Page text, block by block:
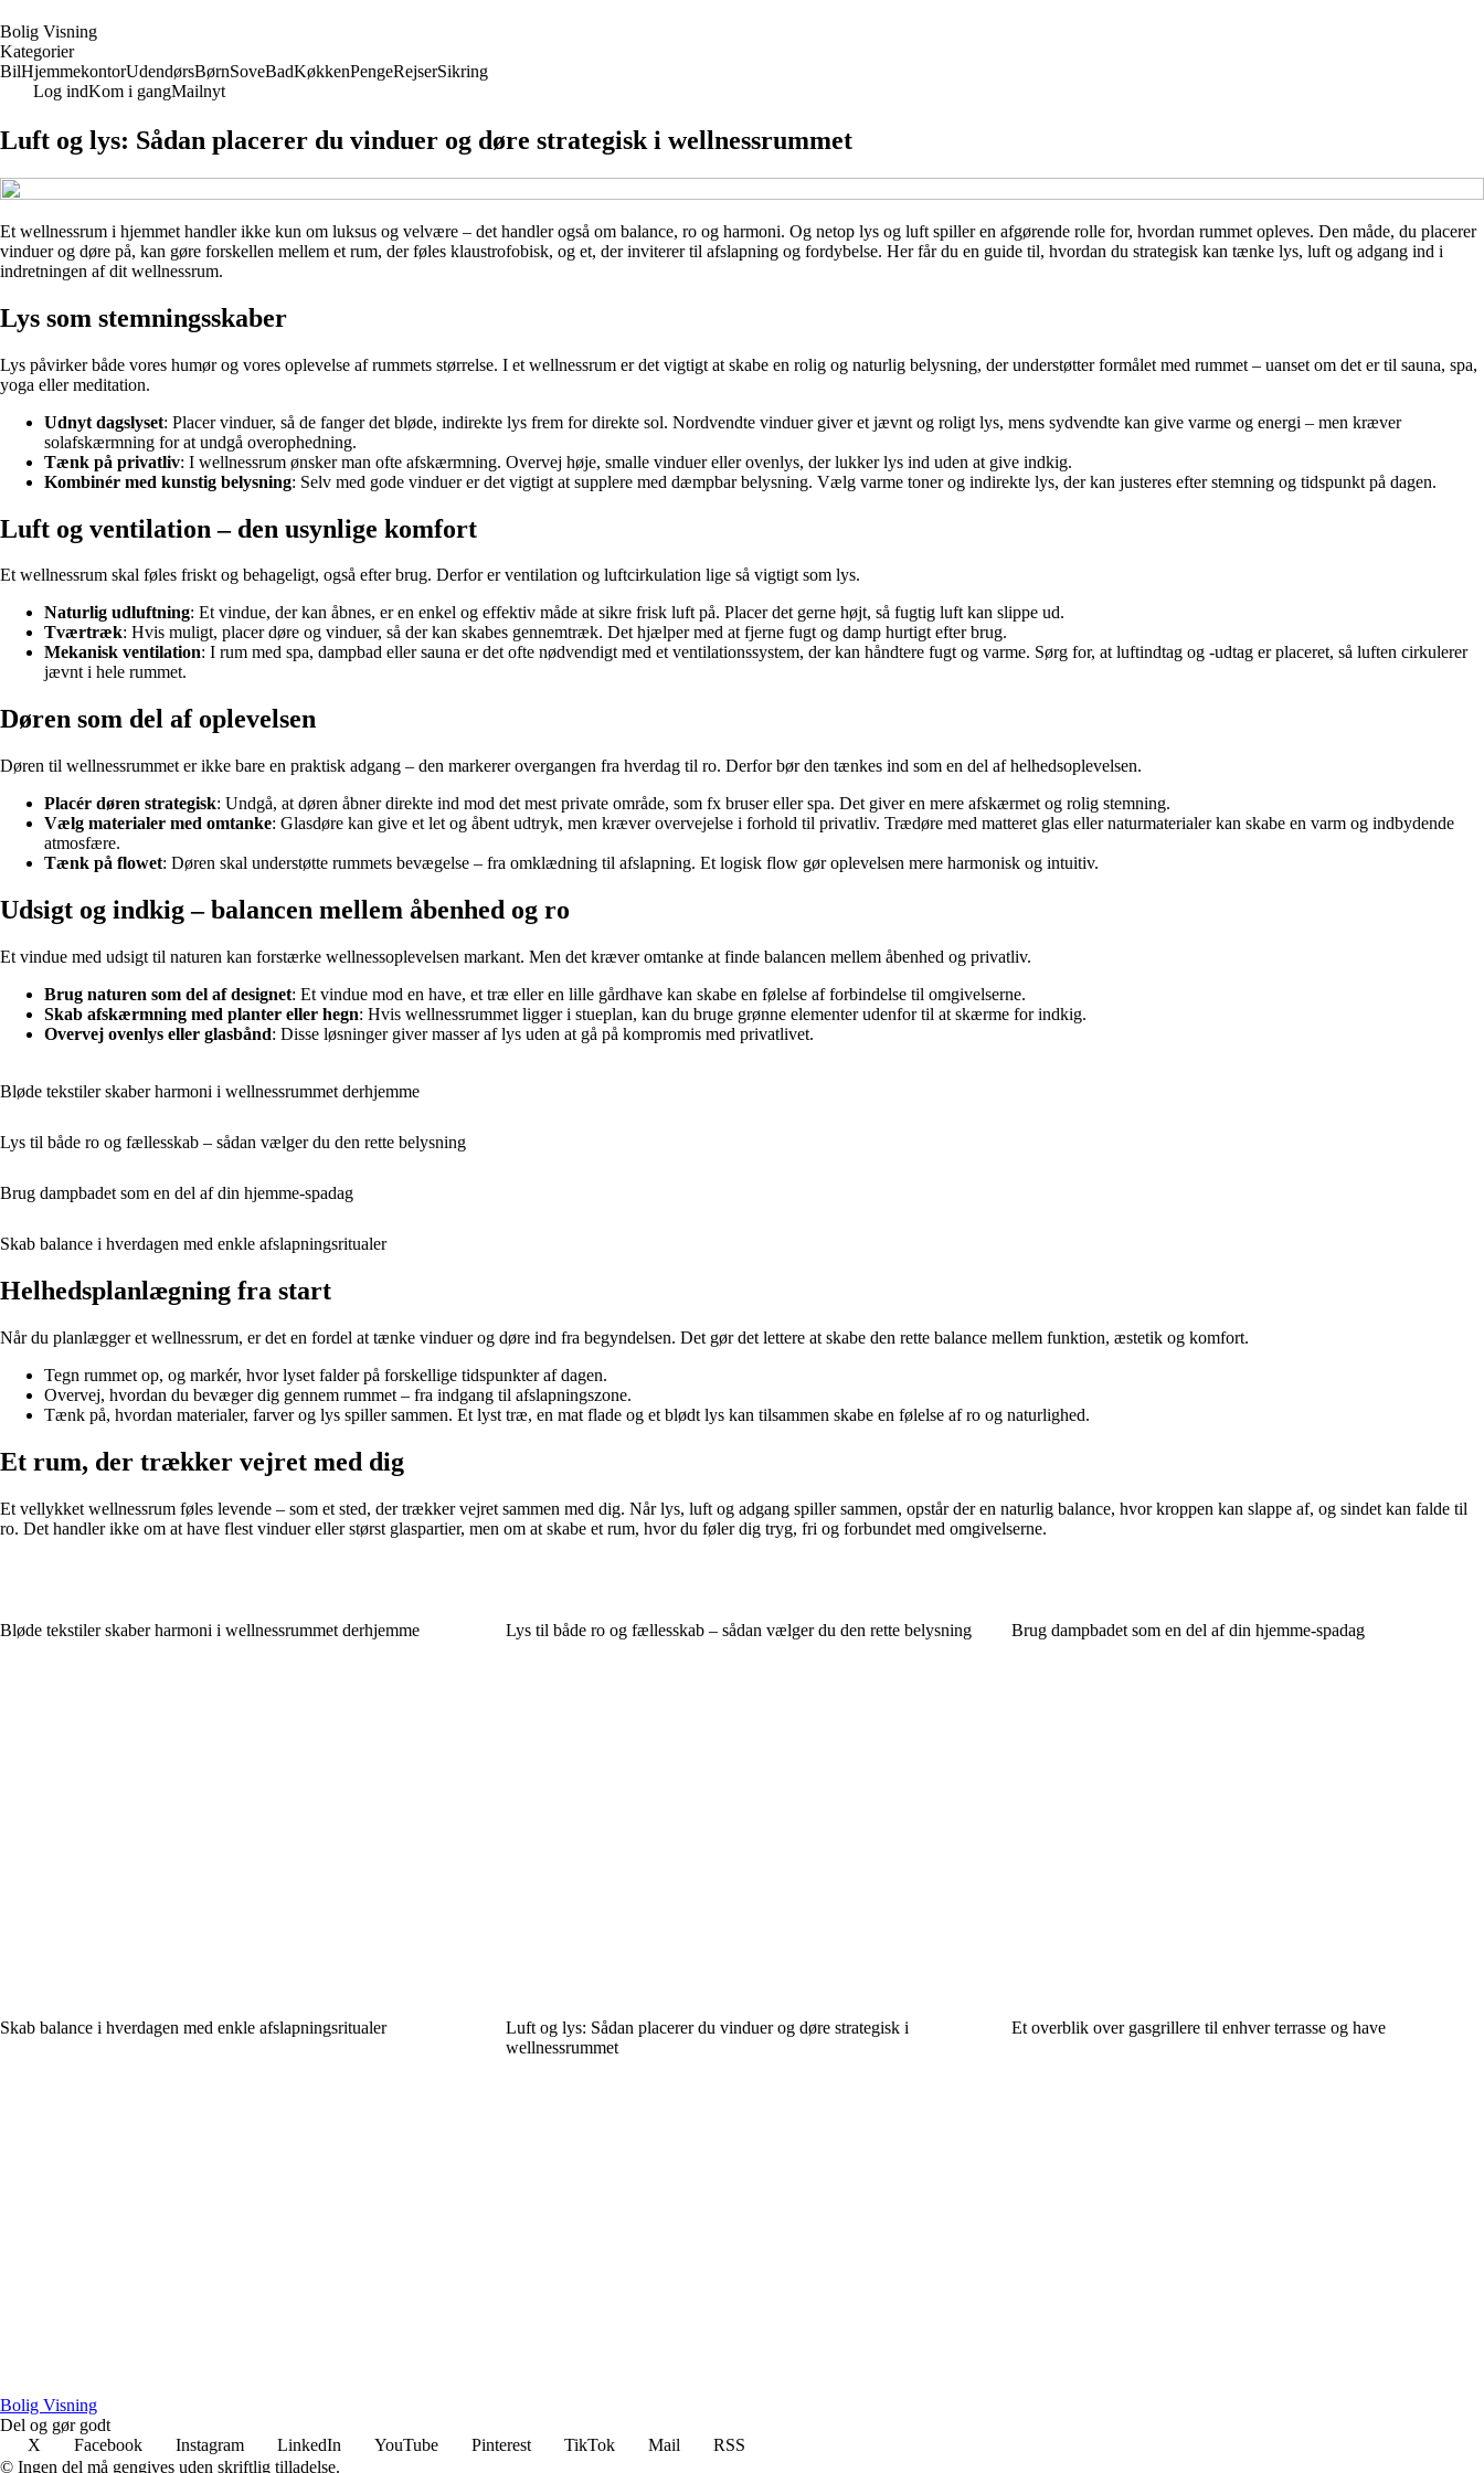
Bolig Visning
Kategorier
BilHjemmekontorUdendørsBørnSoveBadKøkkenPengeRejserSikring
Log indKom i gangMailnyt
Luft og lys: Sådan placerer du vinduer og døre strategisk i wellnessrummet
Et wellnessrum i hjemmet handler ikke kun om luksus og velvære – det handler også om balance, ro og harmoni. Og netop lys og luft spiller en afgørende rolle for, hvordan rummet opleves. Den måde, du placerer
vinduer og døre på, kan gøre forskellen mellem et rum, der føles klaustrofobisk, og et, der inviterer til afslapning og fordybelse. Her får du en guide til, hvordan du strategisk kan tænke lys, luft og adgang ind i
indretningen af dit wellnessrum.
Lys som stemningsskaber
Lys påvirker både vores humør og vores oplevelse af rummets størrelse. I et wellnessrum er det vigtigt at skabe en rolig og naturlig belysning, der understøtter formålet med rummet – uanset om det er til sauna, spa,
yoga eller meditation.
Udnyt dagslyset: Placer vinduer, så de fanger det bløde, indirekte lys frem for direkte sol. Nordvendte vinduer giver et jævnt og roligt lys, mens sydvendte kan give varme og energi – men kræver
solafskærmning for at undgå overophedning.
Tænk på privatliv: I wellnessrum ønsker man ofte afskærmning. Overvej høje, smalle vinduer eller ovenlys, der lukker lys ind uden at give indkig.
Kombinér med kunstig belysning: Selv med gode vinduer er det vigtigt at supplere med dæmpbar belysning. Vælg varme toner og indirekte lys, der kan justeres efter stemning og tidspunkt på dagen.
Luft og ventilation – den usynlige komfort
Et wellnessrum skal føles friskt og behageligt, også efter brug. Derfor er ventilation og luftcirkulation lige så vigtigt som lys.
Naturlig udluftning: Et vindue, der kan åbnes, er en enkel og effektiv måde at sikre frisk luft på. Placer det gerne højt, så fugtig luft kan slippe ud.
Tværtræk: Hvis muligt, placer døre og vinduer, så der kan skabes gennemtræk. Det hjælper med at fjerne fugt og damp hurtigt efter brug.
Mekanisk ventilation: I rum med spa, dampbad eller sauna er det ofte nødvendigt med et ventilationssystem, der kan håndtere fugt og varme. Sørg for, at luftindtag og -udtag er placeret, så luften cirkulerer
jævnt i hele rummet.
Døren som del af oplevelsen
Døren til wellnessrummet er ikke bare en praktisk adgang – den markerer overgangen fra hverdag til ro. Derfor bør den tænkes ind som en del af helhedsoplevelsen.
Placér døren strategisk: Undgå, at døren åbner direkte ind mod det mest private område, som fx bruser eller spa. Det giver en mere afskærmet og rolig stemning.
Vælg materialer med omtanke: Glasdøre kan give et let og åbent udtryk, men kræver overvejelse i forhold til privatliv. Trædøre med matteret glas eller naturmaterialer kan skabe en varm og indbydende
atmosfære.
Tænk på flowet: Døren skal understøtte rummets bevægelse – fra omklædning til afslapning. Et logisk flow gør oplevelsen mere harmonisk og intuitiv.
Udsigt og indkig – balancen mellem åbenhed og ro
Et vindue med udsigt til naturen kan forstærke wellnessoplevelsen markant. Men det kræver omtanke at finde balancen mellem åbenhed og privatliv.
Brug naturen som del af designet: Et vindue mod en have, et træ eller en lille gårdhave kan skabe en følelse af forbindelse til omgivelserne.
Skab afskærmning med planter eller hegn: Hvis wellnessrummet ligger i stueplan, kan du bruge grønne elementer udenfor til at skærme for indkig.
Overvej ovenlys eller glasbånd: Disse løsninger giver masser af lys uden at gå på kompromis med privatlivet.
Bløde tekstiler skaber harmoni i wellnessrummet derhjemme
Lys til både ro og fællesskab – sådan vælger du den rette belysning
Brug dampbadet som en del af din hjemme-spadag
Skab balance i hverdagen med enkle afslapningsritualer
Helhedsplanlægning fra start
Når du planlægger et wellnessrum, er det en fordel at tænke vinduer og døre ind fra begyndelsen. Det gør det lettere at skabe den rette balance mellem funktion, æstetik og komfort.
Tegn rummet op, og markér, hvor lyset falder på forskellige tidspunkter af dagen.
Overvej, hvordan du bevæger dig gennem rummet – fra indgang til afslapningszone.
Tænk på, hvordan materialer, farver og lys spiller sammen. Et lyst træ, en mat flade og et blødt lys kan tilsammen skabe en følelse af ro og naturlighed.
Et rum, der trækker vejret med dig
Et vellykket wellnessrum føles levende – som et sted, der trækker vejret sammen med dig. Når lys, luft og adgang spiller sammen, opstår der en naturlig balance, hvor kroppen kan slappe af, og sindet kan falde til
ro. Det handler ikke om at have flest vinduer eller størst glaspartier, men om at skabe et rum, hvor du føler dig tryg, fri og forbundet med omgivelserne.
Bløde tekstiler skaber harmoni i wellnessrummet derhjemme Lys til både ro og fællesskab – sådan vælger du den rette belysning Brug dampbadet som en del af din hjemme-spadag
Skab balance i hverdagen med enkle afslapningsritualer
Luft og lys: Sådan placerer du vinduer og døre strategisk i
wellnessrummet
Et overblik over gasgrillere til enhver terrasse og have
Bolig Visning
Del og gør godt
X
Facebook Instagram LinkedIn YouTube Pinterest TikTok Mail
RSS
© Ingen del må gengives uden skriftlig tilladelse.